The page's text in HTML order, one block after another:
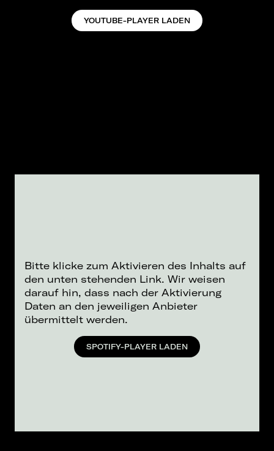
YOUTUBE-PLAYER LADEN
Bitte klicke zum Aktivieren des Inhalts auf
den unten stehenden Link. Wir weisen
darauf hin, dass nach der Aktivierung
Daten an den jeweiligen Anbieter
übermittelt werden.
SPOTIFY-PLAYER LADEN